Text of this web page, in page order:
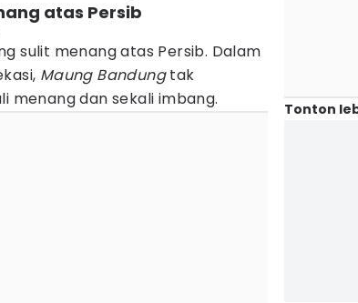
atas Persib
sulit menang atas Persib. Dalam
Maung Bandungtak
menang dan sekali imbang.
Tonton